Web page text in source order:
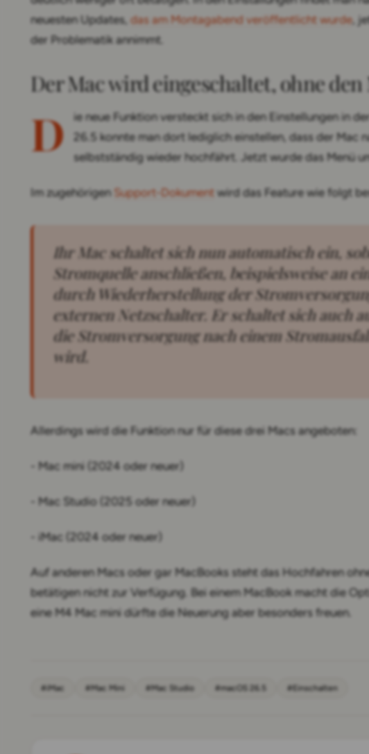
neuesten Updates, das am Montagabend veröffentlicht wurde,
der Problematik annimmt.
Der Mac wird eingeschaltet, ohne
D
ie neue Funktion versteckt sich in den Einstellungen in
26.5 konnte man dort lediglich einstellen, dass der Mac
selbstständig wieder hochfährt. Jetzt wurde das Menü
Im zugehörigen Support-Dokument wird das Feature wie folgt
Ihr Mac schaltet sich nun automatisch ein, sobald Sie ihn an eine
Stromquelle anschließen, beispielsweise an
durch Wiederherstellung der
externen Netzschalter. Er schaltet sich auch
die Stromversorgung nach einem
wird.
Allerdings wird die Funktion nur für diese drei Macs angeboten:
- Mac mini (2024 oder neuer)
- Mac Studio (2025 oder neuer)
- iMac (2024 oder neuer)
Auf anderen Macs oder gar MacBooks steht das Hochfahren
betätigen nicht zur Verfügung. Bei einem MacBook macht die
eine M4 Mac mini dürfte die Neuerung aber besonders freuen.
#iMac #Mac Mini #Mac Studio #macOS 26.5 #Einschalten